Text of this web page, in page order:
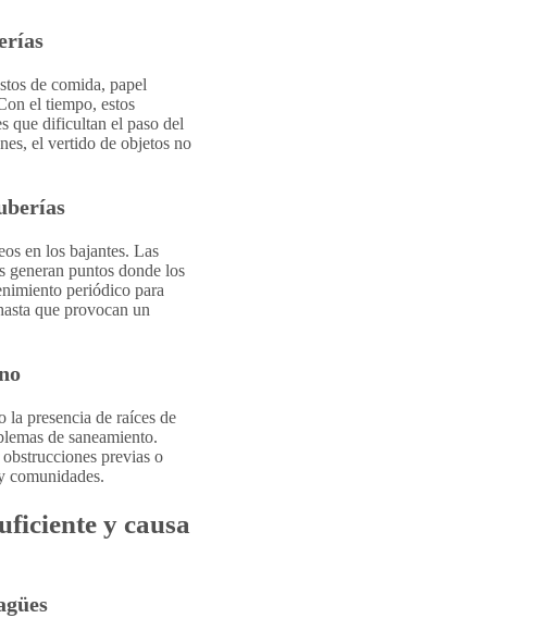
de comida, papel
el tiempo, estos
que dificultan el paso del
el vertido de objetos no
en los bajantes. Las
generan puntos donde los
periódico para
que provocan un
la presencia de raíces de
de saneamiento.
previas o
comunidades.
y causa